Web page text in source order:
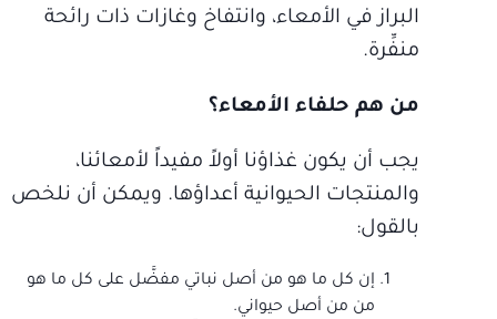
البراز في الأمعاء، وانتفاخ وغازات ذات رائحة
منفِّرة.
من هم حلفاء الأمعاء؟
يجب أن يكون غذاؤنا أولاً مفيداً لأمعائنا،
والمنتجات الحيوانية أعداؤها. ويمكن أن نلخص
بالقول:
إن كل ما هو من أصل نباتي مفضَّل على كل ما هو
من من أصل حيواني.